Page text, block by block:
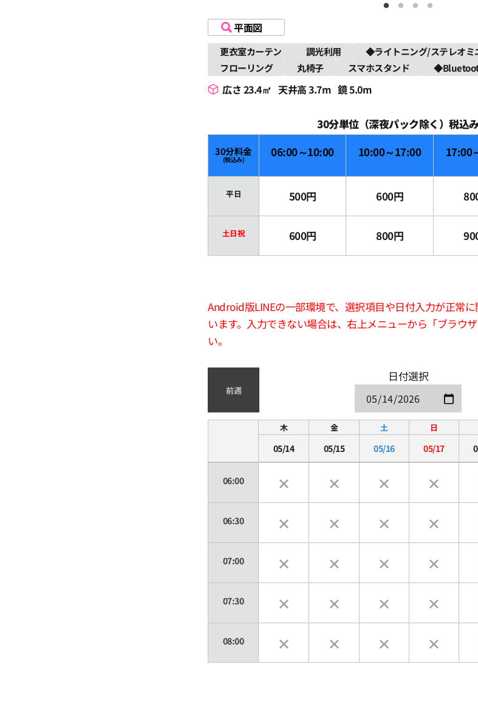
平面図
更衣室カーテン 調光利用
◆ライトニング/ステレオミ
フローリング
丸椅子 スマホスタンド
広さ 23.4㎡ 天井高 3.7m 鏡 5.0m
30分単位（深夜パック除く）税込
30分料金
(税込み)
06:00～10:00 10:00～17:00 17:00
平日 500円 600円
土日祝 600円 800円
Android版LINEの一部環境で、選択項目や日付入力が正常
います。入力できない場合は、右上メニューから「ブラウ
い。
前週
日付選択
木
05/14
金
05/15
土
05/16
日
05/17
06:00
06:30
07:00
07:30
08:00